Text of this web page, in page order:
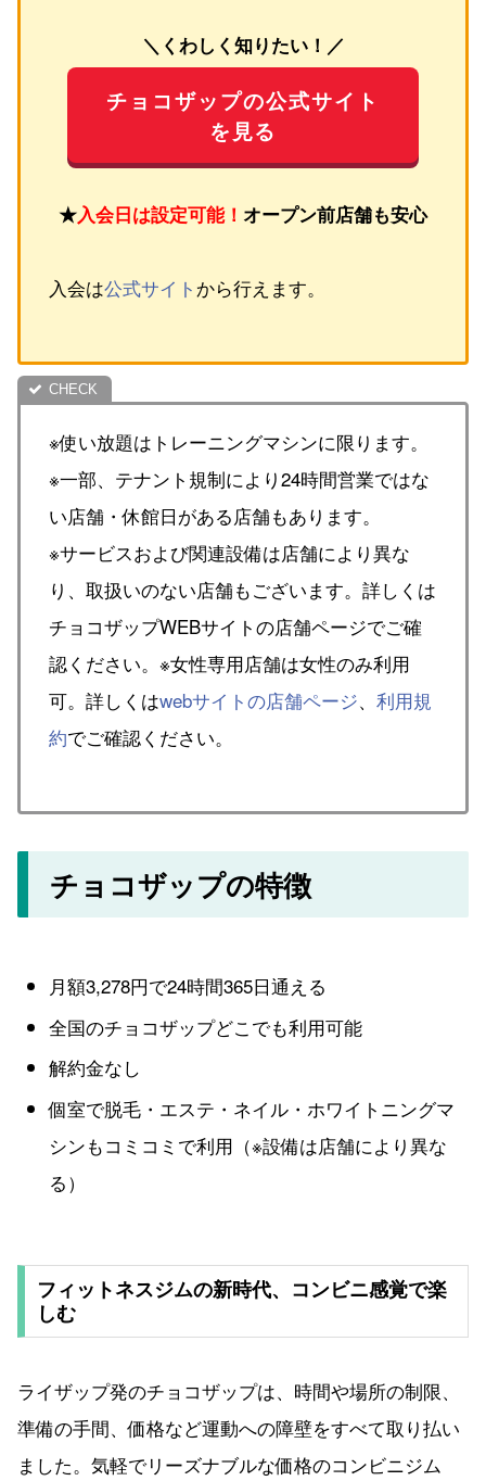
＼くわしく知りたい！／
チョコザップの公式サイト
を見る
★入会日は設定可能！ オープン前店舗も安心
入会は公式サイト から行えます。
※使い放題はトレーニングマシンに限ります。
※一部、テナント規制により24時間営業ではな
い店舗・休館日がある店舗もあります。
※サービスおよび関連設備は店舗により異な
り、取扱いのない店舗もございます。詳しくは
チョコザップWEBサイトの店舗ページでご確
認ください。※女性専用店舗は女性のみ利用
可。詳しくはwebサイトの店舗ページ、 利用規
約でご確認ください。
チョコザップの特徴
月額3,278円で24時間365日通える
全国のチョコザップどこでも利用可能
解約金なし
個室で脱毛・エステ・ネイル・ホワイトニングマ
シンもコミコミで利用（※設備は店舗により異な
る）
フィットネスジムの新時代、コンビニ感覚で楽
しむ
ライザップ発のチョコザップは、時間や場所の制限、
準備の手間、価格など運動への障壁をすべて取り払い
ました。気軽でリーズナブルな価格のコンビニジム